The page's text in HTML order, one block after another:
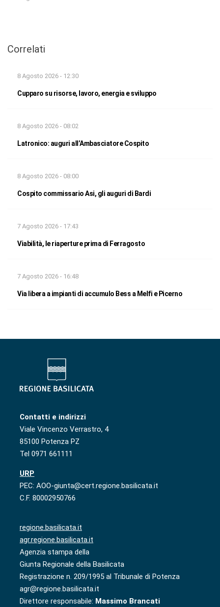
Correlati
8 Agosto 2026 - 12:30
Cupparo su risorse, lavoro, energia e sviluppo
8 Agosto 2026 - 08:02
Latronico: auguri all’Ambasciatore Cospito
8 Agosto 2026 - 08:00
Cospito commissario Asi, gli auguri di Bardi
7 Agosto 2026 - 17:43
Viabilità, le riaperture prima di Ferragosto
7 Agosto 2026 - 16:48
Via libera a impianti di accumulo Bess a Melfi e Picerno
Contatti e indirizzi
Viale Vincenzo Verrastro, 4
85100 Potenza PZ
Tel 0971 661111
URP
PEC: AOO-giunta@cert.regione.basilicata.it
C.F. 80002950766
regione.basilicata.it
agr.regione.basilicata.it
Agenzia stampa della
Giunta Regionale della Basilicata
Registrazione n. 209/1995 al Tribunale di Potenza
agr@regione.basilicata.it
Direttore responsabile: Massimo Brancati